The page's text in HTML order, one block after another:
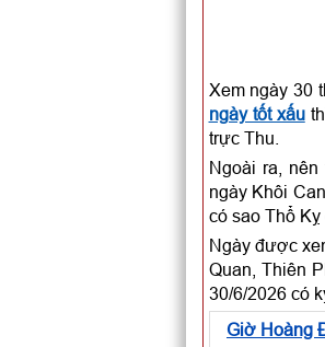
Xem ngày 30
ngày tốt xấu
trực Thu.
Ngoài ra,
ngày Khôi
có sao Thổ Kỵ
Ngày được
Quan, Thiên
30/6/2026 có
Giờ Hoàng